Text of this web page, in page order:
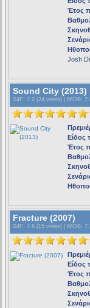
Έτος
Josh
Sound City (2013)
S4F : 7.2 (24 votes) | iMDB:
Είδος
Έτος
Fracture (2007)
S4F : 7.6 (15 votes) | iMDB:
Είδος
Έτος